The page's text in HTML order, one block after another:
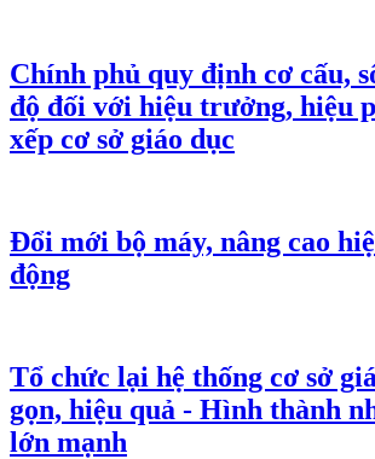
Chính phủ quy định cơ cấu,
độ đối với hiệu trưởng, hiệu
xếp cơ sở giáo dục
Đổi mới bộ máy, nâng cao
động
Tổ chức lại hệ thống cơ sở
gọn, hiệu quả - Hình thành
lớn mạnh